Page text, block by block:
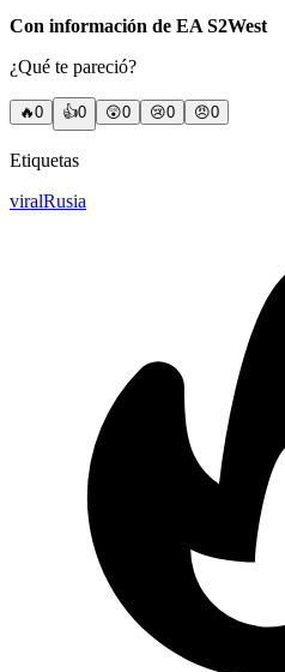
Con información de EA S2West
¿Qué te pareció?
🔥0 👍0 😲0 😢0 😠0
Etiquetas
viralRusia